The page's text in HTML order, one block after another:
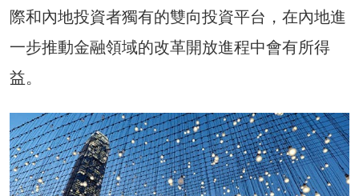
際和內地投資者獨有的雙向投資平台，在內地進
一步推動金融領域的改革開放進程中會有所得
益。